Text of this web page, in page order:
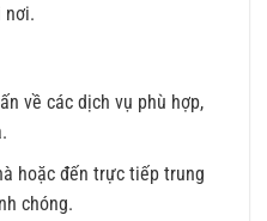
nơi.
về các dịch vụ phù hợp,
hoặc đến trực tiếp trung
chóng.